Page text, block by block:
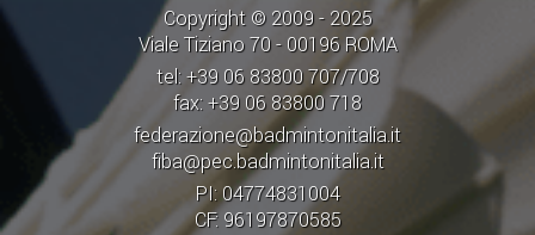
Copyright © 2009 - 2025
Viale Tiziano 70 - 00196 ROMA
tel: +39 06 83800 707/708
fax: +39 06 83800 718
federazione@badmintonitalia.it
fiba@pec.badmintonitalia.it
PI: 04774831004
CF: 96197870585
TESSERAMENTO
REGOLAMENTI
GARE
STAFF TECNICO
CLASSIFICHE 2016-2023
ATLETI D'INTERESSE NAZIONALE